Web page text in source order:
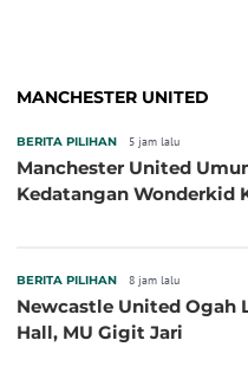
MANCHESTER UNITED
BERITA PILIHAN 5 jam lalu
Manchester United
Kedatangan Wonderkid
BERITA PILIHAN 8 jam lalu
Newcastle United Ogah
Hall, MU Gigit Jari